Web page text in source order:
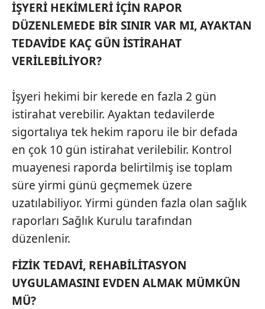
İŞYERİ HEKİMLERİ İÇİN RAPOR
DÜZENLEMEDE BİR SINIR VAR MI, AYAKTAN
TEDAVİDE KAÇ GÜN İSTİRAHAT
VERİLEBİLİYOR?
İşyeri hekimi bir kerede en fazla 2 gün
istirahat verebilir. Ayaktan tedavilerde
sigortalıya tek hekim raporu ile bir defada
en çok 10 gün istirahat verilebilir. Kontrol
muayenesi raporda belirtilmiş ise toplam
süre yirmi günü geçmemek üzere
uzatılabiliyor. Yirmi günden fazla olan sağlık
raporları Sağlık Kurulu tarafından
düzenlenir.
FİZİK TEDAVİ, REHABİLİTASYON
UYGULAMASINI EVDEN ALMAK MÜMKÜN
MÜ?